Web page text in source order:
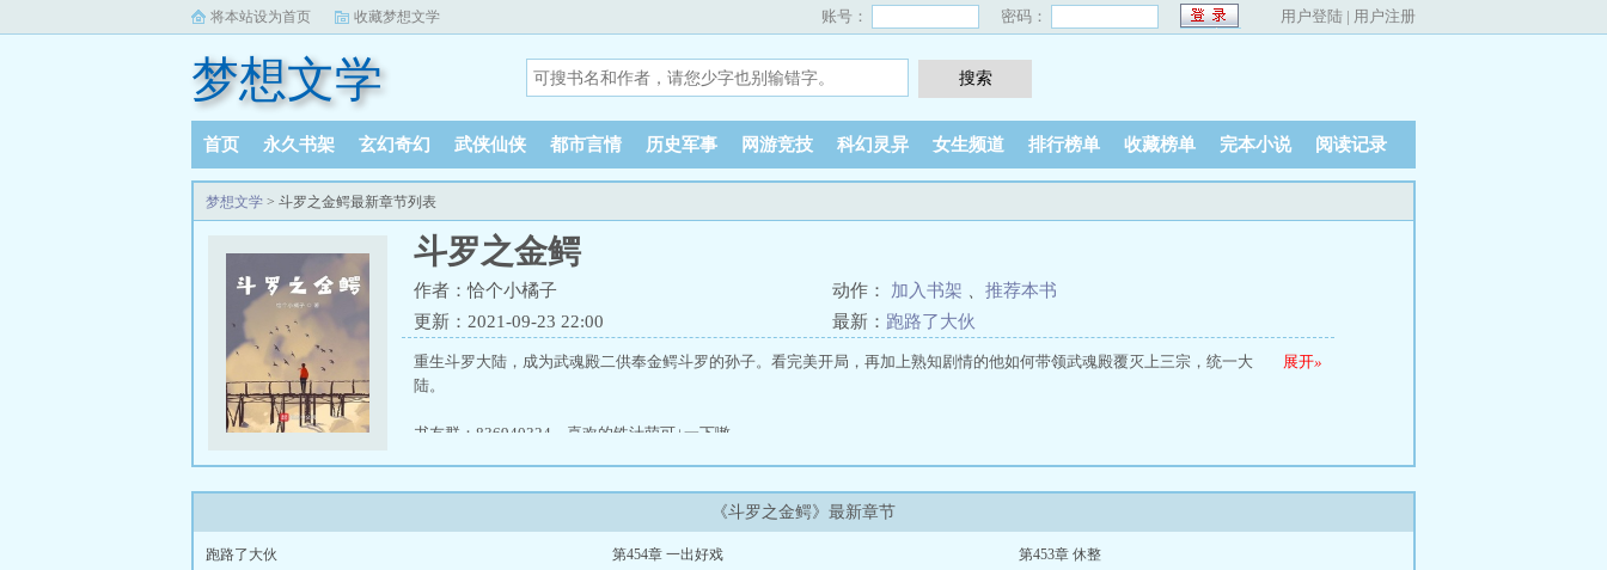
将本站设为首页 收藏梦想文学 账号： 密码： 用户登陆 | 用户注册
梦想文学
首页 永久书架 玄幻奇幻 武侠仙侠 都市言情 历史军事 网游竞技 科幻灵异 女生频道 排行榜单 收藏榜单 完本小说 阅读记录
梦想文学 > 斗罗之金鳄最新章节列表
斗罗之金鳄
作者：恰个小橘子 动作： 加入书架
推荐本书
更新：2021-09-23 22:00
最新： 跑路了大伙
展开»
重生斗罗大陆，成为武魂殿二供奉金鳄斗罗的孙子。看完美开局，再加上熟知剧情的他如何带领武魂殿覆灭上三宗，统一大
陆。
书友群：836940324，喜欢的铁汁萌可+一下嗷
《斗罗之金鳄》最新章节
跑路了大伙 第454章 一出好戏 第453章 休整